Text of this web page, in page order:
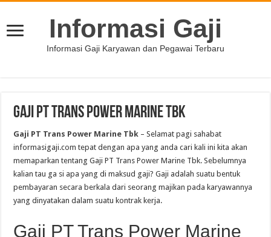
Informasi Gaji
Informasi Gaji Karyawan dan Pegawai Terbaru
Gaji PT Trans Power Marine Tbk
Gaji PT Trans Power Marine Tbk – Selamat pagi sahabat
informasigaji.com tepat dengan apa yang anda cari kali ini kita akan
memaparkan tentang Gaji PT Trans Power Marine Tbk. Sebelumnya
kalian tau ga si apa yang di maksud gaji? Gaji adalah suatu bentuk
pembayaran secara berkala dari seorang majikan pada karyawannya
yang dinyatakan dalam suatu kontrak kerja.
Gaji PT Trans Power Marine